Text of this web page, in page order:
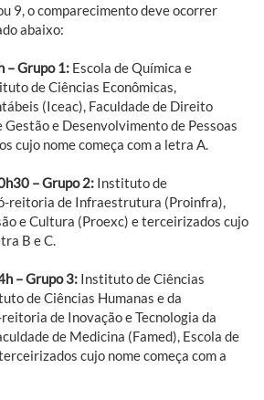
9, o comparecimento deve ocorrer
abaixo:
– Grupo 1: Escola de Química e
de Ciências Econômicas,
(Iceac), Faculdade de Direito
e Desenvolvimento de Pessoas
cujo nome começa com a letra A.
– Grupo 2: Instituto de
reitoria de Infraestrutura (Proinfra),
e Cultura (Proexc) e terceirizados cujo
B e C.
– Grupo 3: Instituto de Ciências
de Ciências Humanas e da
de Inovação e Tecnologia da
de Medicina (Famed), Escola de
cujo nome começa com a